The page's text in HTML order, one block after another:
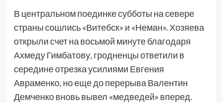
В центральном поединке субботы на севере
страны сошлись «Витебск» и «Неман». Хозяева
открыли счет на восьмой минуте благодаря
Ахмеду Гимбатову, гродненцы ответили в
середине отрезка усилиями Евгения
Авраменко, но еще до перерыва Валентин
Демченко вновь вывел «медведей» вперед.